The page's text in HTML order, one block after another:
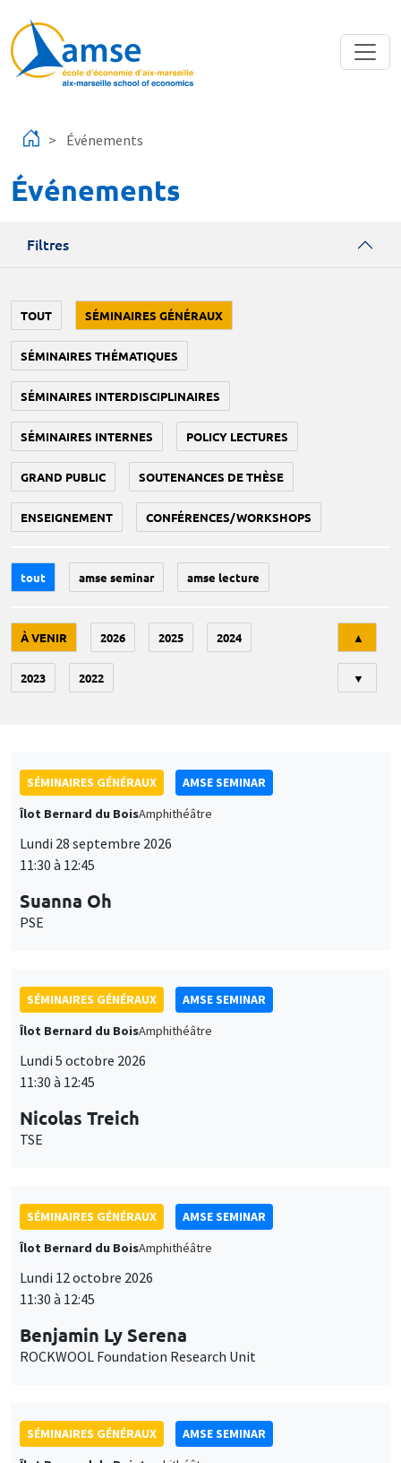
Événements
Événements
Filtres
TOUT SÉMINAIRES GÉNÉRAUX
SÉMINAIRES THÉMATIQUES
SÉMINAIRES INTERDISCIPLINAIRES
SÉMINAIRES INTERNES POLICY LECTURES
GRAND PUBLIC SOUTENANCES DE THÈSE
ENSEIGNEMENT CONFÉRENCES/WORKSHOPS
tout amse seminar amse lecture
À VENIR 2026 2025 2024
2023 2022
▲
▼
SÉMINAIRES GÉNÉRAUX
AMSE SEMINAR
Îlot Bernard du BoisAmphithéâtre
Lundi 28 septembre 2026
11:30 à 12:45
Suanna Oh
PSE
SÉMINAIRES GÉNÉRAUX
AMSE SEMINAR
Îlot Bernard du BoisAmphithéâtre
Lundi 5 octobre 2026
11:30 à 12:45
Nicolas Treich
TSE
SÉMINAIRES GÉNÉRAUX
AMSE SEMINAR
Îlot Bernard du BoisAmphithéâtre
Lundi 12 octobre 2026
11:30 à 12:45
Benjamin Ly Serena
ROCKWOOL Foundation Research Unit
SÉMINAIRES GÉNÉRAUX
AMSE SEMINAR